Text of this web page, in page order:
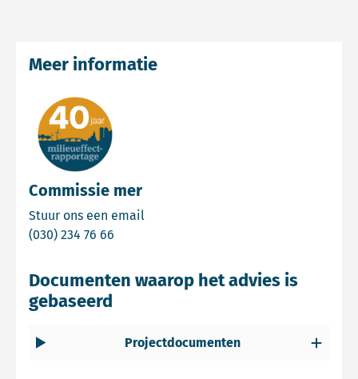
Commissie mer
Stuur ons een email
(030) 234 76 66
Meer informatie
Documenten waarop het advies is
gebaseerd
Projectdocumenten